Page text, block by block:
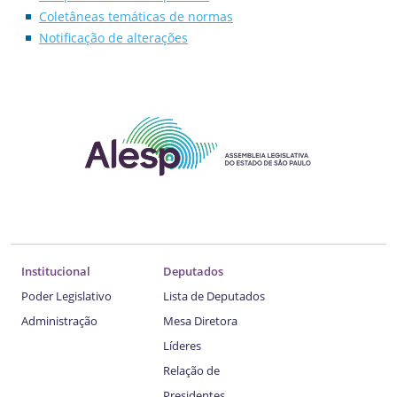
Coletâneas temáticas de normas
Notificação de alterações
Institucional
Poder Legislativo
Administração
Deputados
Lista de Deputados
Mesa Diretora
Líderes
Relação de